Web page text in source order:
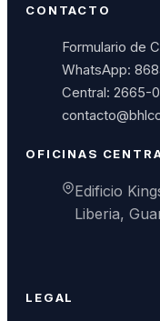
CONTACTO
Formulario de
WhatsApp:
Central: 2665-
OFICINAS
Edificio
Liberia,
LEGAL